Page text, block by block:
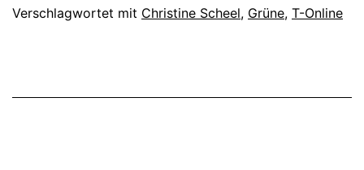
Verschlagwortet mit Christine Scheel, Grüne, T-Online